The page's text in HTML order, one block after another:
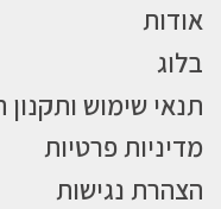
אודות
בלוג
תנאי שימוש
מדיניות פרטיות
הצהרת נגישות